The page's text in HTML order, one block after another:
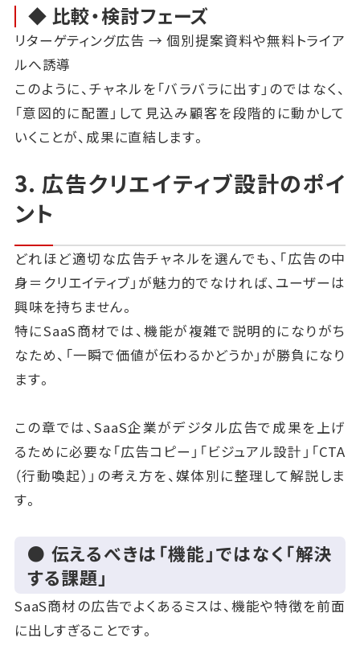
◆ 比較・検討フェーズ
リターゲティング広告 → 個別提案資料や無料トライア
ルへ誘導
このように、チャネルを「バラバラに出す」のではなく、
「意図的に配置」して見込み顧客を段階的に動かして
いくことが、成果に直結します。
3. 広告クリエイティブ設計のポイ
ント
どれほど適切な広告チャネルを選んでも、「広告の中
身＝クリエイティブ」が魅力的でなければ、ユーザーは
興味を持ちません。
特にSaaS商材では、機能が複雑で説明的になりがち
なため、「一瞬で価値が伝わるかどうか」が勝負になり
ます。
この章では、SaaS企業がデジタル広告で成果を上げ
るために必要な「広告コピー」「ビジュアル設計」「CTA
（行動喚起）」の考え方を、媒体別に整理して解説しま
す。
● 伝えるべきは「機能」ではなく「解決
する課題」
SaaS商材の広告でよくあるミスは、機能や特徴を前面
に出しすぎることです。